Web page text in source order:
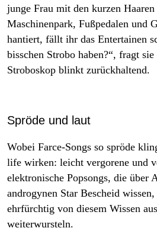
junge Frau mit den kurzen
Maschinenpark, Fußpedalen und
hantiert, fällt ihr das Entertainen
bisschen Strobo haben?“, fragt
Stroboskop blinkt zurückhaltend.
Spröde und laut
Wobei Farce-Songs so spröde
life wirken: leicht vergorene und
elektronische Popsongs, die über
androgynen Star Bescheid
ehrfürchtig von diesem Wissen
weiterwursteln.